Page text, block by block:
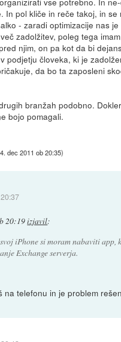
In pol kliče in reče takoj, in se
- zaradi optimizacije nas
zadolžitev, poleg tega
njim, on pa kot da bi
podjetju človeka, ki je
da bo ta zaposleni
branžah podobno.
bojo pomagali.
dec 2011 ob 20:35)
20:19izjavil:
iPhone si moram nabaviti app,
Exchange serverja.
na telefonu in je problem